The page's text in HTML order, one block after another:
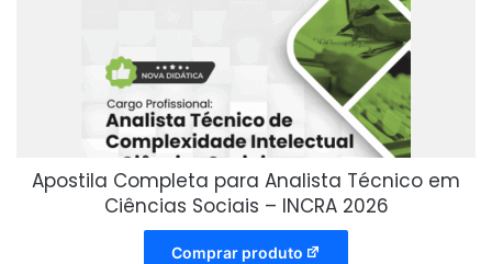
Apostila Completa para Analista Técnico em
Ciências Sociais – INCRA 2026
Comprar produto